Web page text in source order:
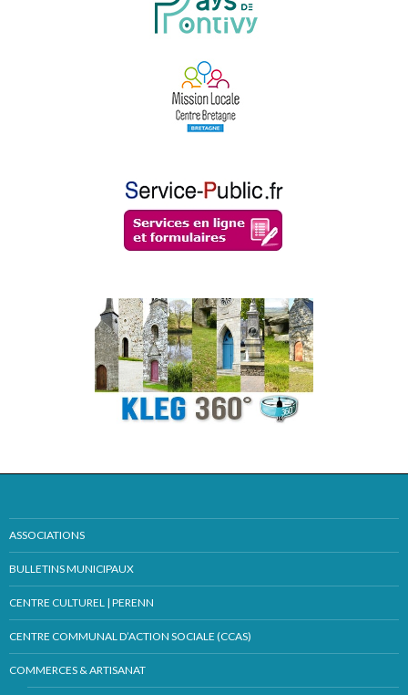
ASSOCIATIONS
BULLETINS MUNICIPAUX
CENTRE CULTUREL | PERENN
CENTRE COMMUNAL D’ACTION SOCIALE (CCAS)
COMMERCES & ARTISANAT